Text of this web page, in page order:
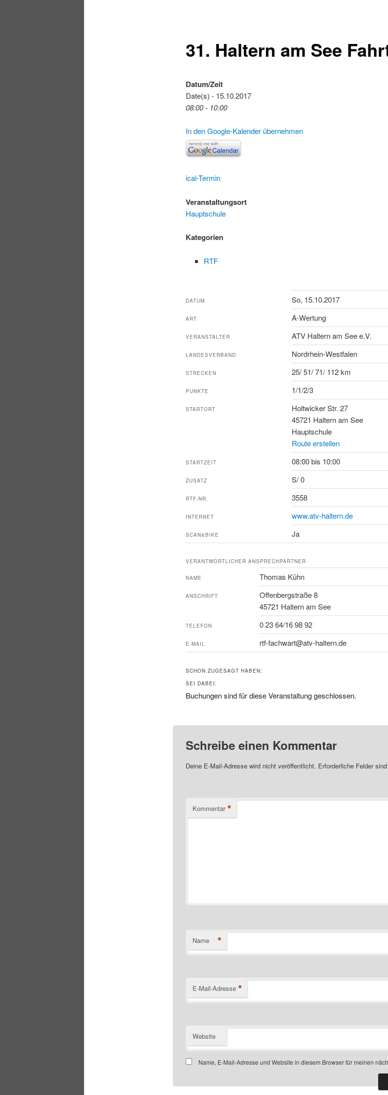
31. Haltern am See
Datum/Zeit
Date(s) - 15.10.2017
08:00 - 10:00
In den Google-Kalender übernehmen
ical-Termin
Veranstaltungsort
Hauptschule
Kategorien
RTF
DATUM So, 15.10.2017
ART A-Wertung
VERANSTALTER ATV Haltern am See e.V.
LANDESVERBAND Nordrhein-Westfalen
STRECKEN 25/ 51/ 71/ 112 km
PUNKTE 1/1/2/3
STARTORT
Holtwicker Str. 27
45721 Haltern am See
Hauptschule
Route erstellen
STARTZEIT 08:00 bis 10:00
ZUSATZ S/ 0
RTF-NR. 3558
INTERNET www.atv-haltern.de
SCAN&BIKE Ja
VERANTWORTLICHER ANSPRECHPARTNER
NAME Thomas Kühn
ANSCHRIFT
Offenbergstraße 8
45721 Haltern am See
TELEFON 0 23 64/16 98 92
E-MAIL rtf-fachwart@atv-haltern.de
SCHON ZUGESAGT HABEN:
SEI DABEI:
Buchungen sind für diese Veranstaltung geschlossen.
Schreibe einen Kommentar
Deine E-Mail-Adresse wird nicht veröffentlicht. Erforderliche Felder
Kommentar *
Name *
E-Mail-Adresse *
Website
Name, E-Mail-Adresse und Website in diesem Browser für meinen